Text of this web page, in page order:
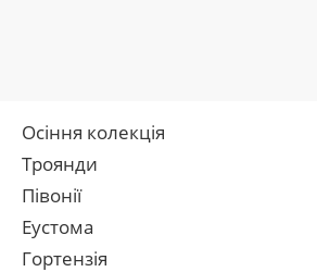
Осіння колекція
Троянди
Півонії
Еустома
Гортензія